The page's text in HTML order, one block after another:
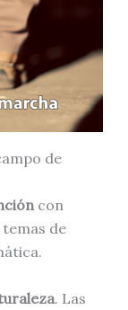
de
con
de
. Las